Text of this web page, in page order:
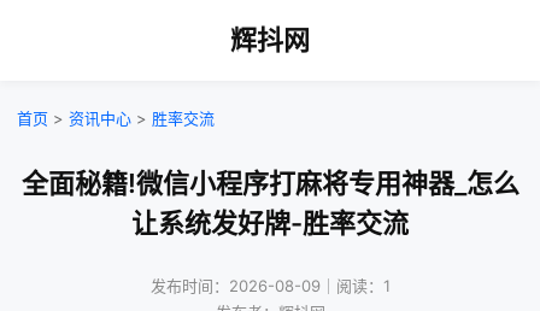
辉抖网
首页 > 资讯中心 > 胜率交流
全面秘籍!微信小程序打麻将专用神器_怎么
让系统发好牌-胜率交流
发布时间：2026-08-09｜阅读：1